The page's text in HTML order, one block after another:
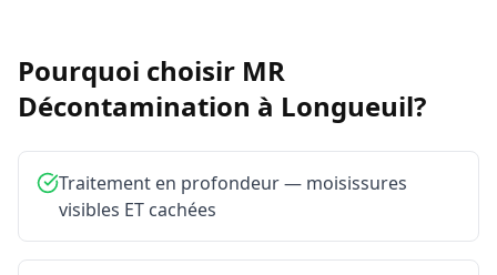
Pourquoi choisir MR
Décontamination à Longueuil?
Traitement en profondeur — moisissures
visibles ET cachées